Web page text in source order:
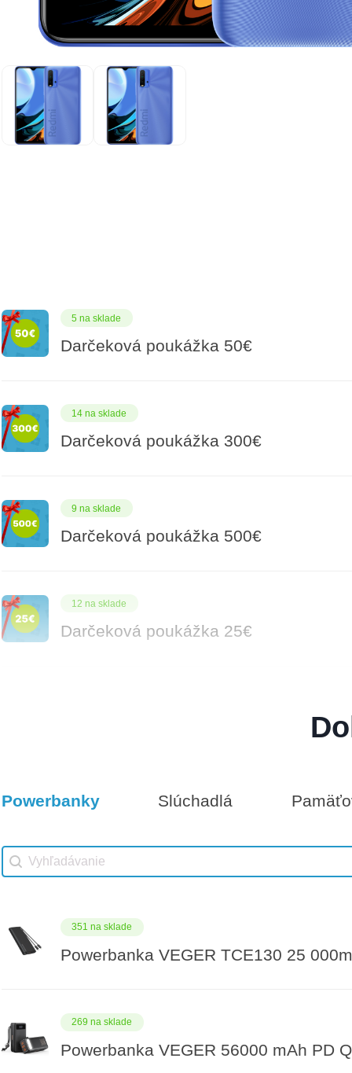
5 na sklade
Darčeková poukážka 50€
14 na sklade
Darčeková poukážka 300€
9 na sklade
Darčeková poukážka 500€
12 na sklade
Darčeková poukážka 25€
8 na sklade
Vhodné príslušenstvo
Powerbanky Slúchadlá
Vhodné príslušenstvo search
Search content
351 na sklade
Powerbanka VEGER TCE130 25
269 na sklade
Powerbanka VEGER 56000 mAh PD